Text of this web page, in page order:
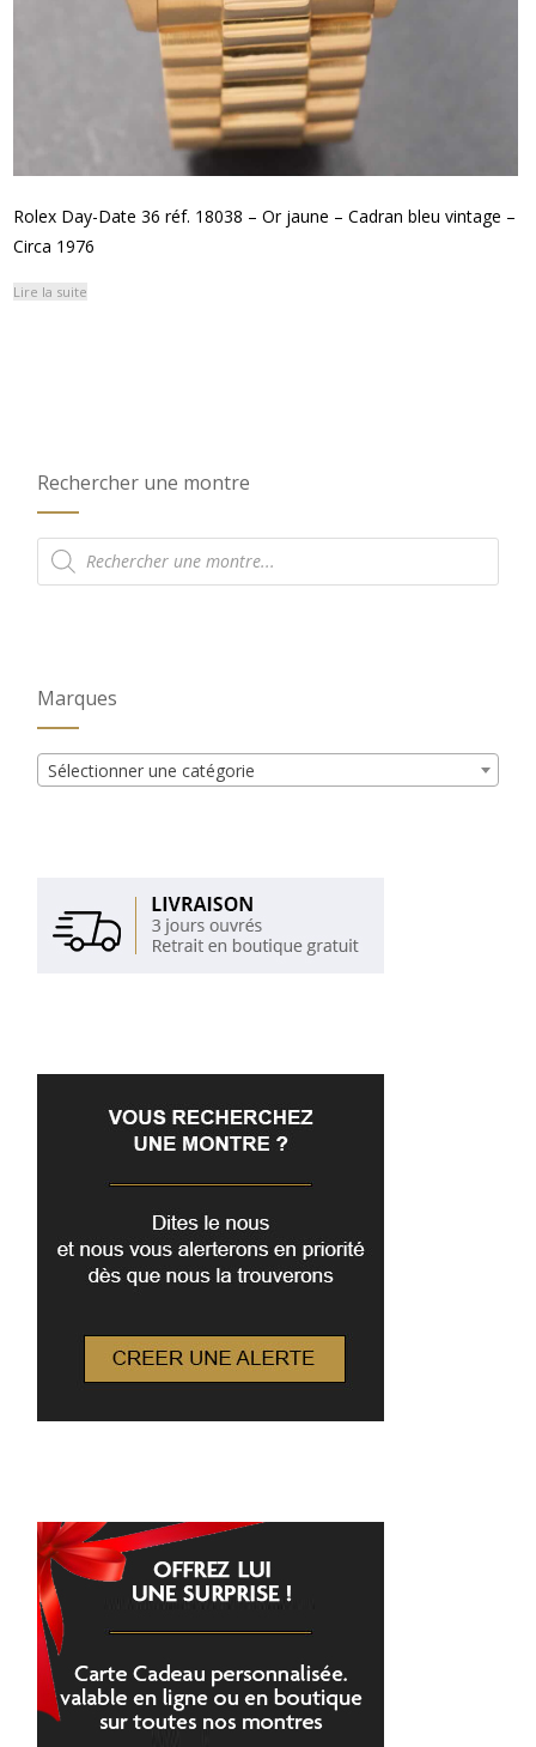
Rolex Day-Date 36 réf. 18038 – Or jaune – Cadran bleu vintage –
Circa 1976
Lire la suite
Rechercher une montre
Recherche
de
produits
Marques
Sélectionner une catégorie